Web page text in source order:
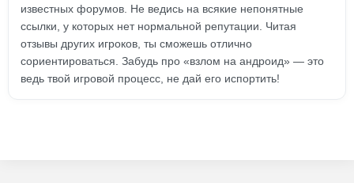
известных форумов. Не ведись на всякие непонятные
ссылки, у которых нет нормальной репутации. Читая
отзывы других игроков, ты сможешь отлично
сориентироваться. Забудь про «взлом на андроид» — это
ведь твой игровой процесс, не дай его испортить!